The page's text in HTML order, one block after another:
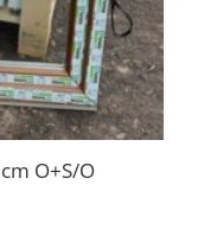
O+S/O
z
zmiznú.